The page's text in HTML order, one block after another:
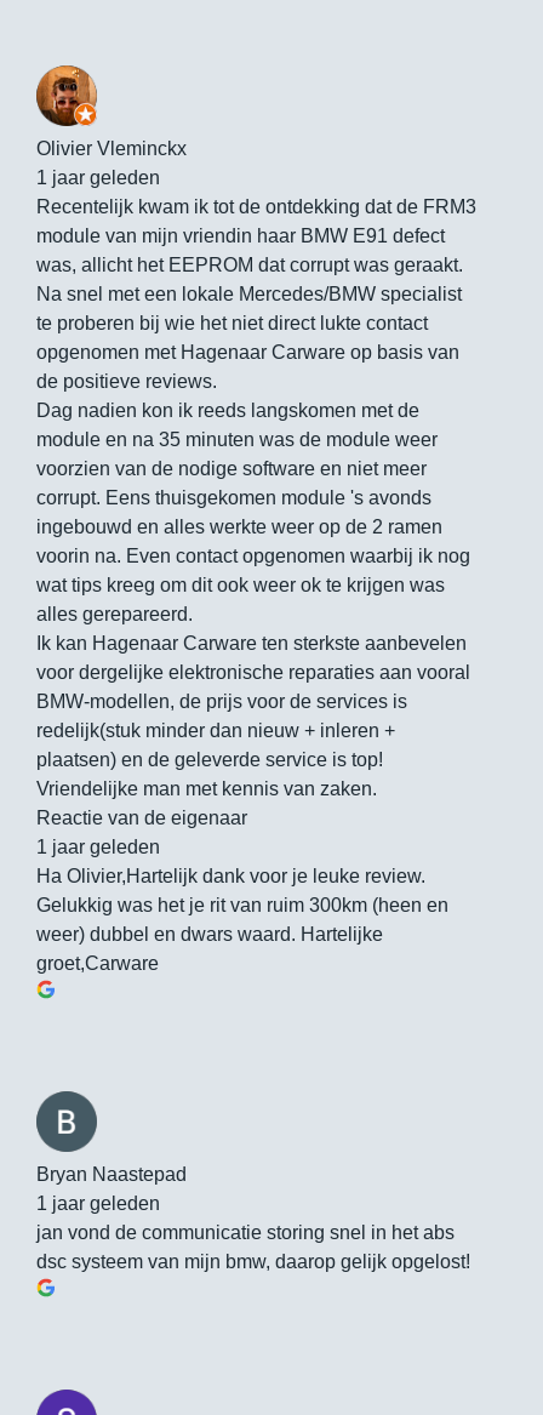
Olivier Vleminckx
1 jaar geleden
Recentelijk kwam ik tot de ontdekking dat de FRM3
module van mijn vriendin haar BMW E91 defect
was, allicht het EEPROM dat corrupt was geraakt.
Na snel met een lokale Mercedes/BMW specialist
te proberen bij wie het niet direct lukte contact
opgenomen met Hagenaar Carware op basis van
de positieve reviews.
Dag nadien kon ik reeds langskomen met de
module en na 35 minuten was de module weer
voorzien van de nodige software en niet meer
corrupt. Eens thuisgekomen module 's avonds
ingebouwd en alles werkte weer op de 2 ramen
voorin na. Even contact opgenomen waarbij ik nog
wat tips kreeg om dit ook weer ok te krijgen was
alles gerepareerd.
Ik kan Hagenaar Carware ten sterkste aanbevelen
voor dergelijke elektronische reparaties aan vooral
BMW-modellen, de prijs voor de services is
redelijk(stuk minder dan nieuw + inleren +
plaatsen) en de geleverde service is top!
Vriendelijke man met kennis van zaken.
Reactie van de eigenaar
1 jaar geleden
Ha Olivier,Hartelijk dank voor je leuke review.
Gelukkig was het je rit van ruim 300km (heen en
weer) dubbel en dwars waard. Hartelijke
groet,Carware
Bryan Naastepad
1 jaar geleden
jan vond de communicatie storing snel in het abs
dsc systeem van mijn bmw, daarop gelijk opgelost!